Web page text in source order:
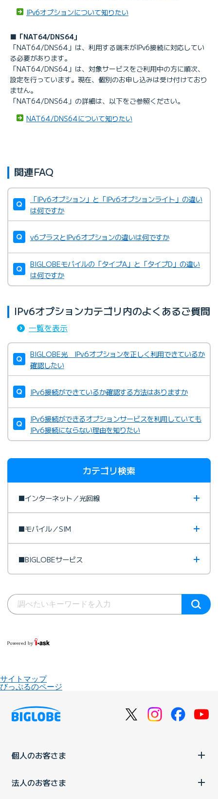
IPv6オプションについて知りたい
■「NAT64/DNS64」
「NAT64/DNS64」は、利用する端末がIPv6接続に対応してい
る必要があります。
「NAT64/DNS64」は、対象サービスをご利用中の方に順次、
設定を行っています。現在、個別のお申し込みは受け付けており
ません。
「NAT64/DNS64」の詳細は、以下をご参照ください。
NAT64/DNS64について知りたい
関連FAQ
「IPv6オプション」と「IPv6オプションライト」の違い
は何ですか
v6プラスとIPv6オプションの違いは何ですか
BIGLOBEモバイルの「タイプA」と「タイプD」の違い
は何ですか
IPv6オプションカテゴリ内のよくあるご質問
一覧を表示
BIGLOBE光 IPv6オプションを正しく利用できているか
確認したい
IPv6接続ができているか確認する方法はありますか
IPv6接続ができるオプションサービスを利用していても
IPv6接続にならない理由を知りたい
カテゴリ検索
■インターネット／光回線
■モバイル／SIM
■BIGLOBEサービス
サイトマップ
びっぷるのページ
個人のお客さま
法人のお客さま